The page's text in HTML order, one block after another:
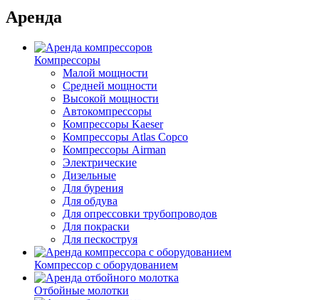
Аренда
Компрессоры
Малой мощности
Средней мощности
Высокой мощности
Автокомпрессоры
Компрессоры Kaeser
Компрессоры Atlas Copco
Компрессоры Airman
Электрические
Дизельные
Для бурения
Для обдува
Для опрессовки трубопроводов
Для покраски
Для пескоструя
Компрессор с оборудованием
Отбойные молотки